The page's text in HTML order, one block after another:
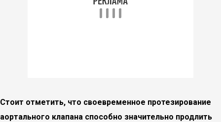
Стоит отметить, что своевременное протезирование
аортального клапана способно значительно продлить